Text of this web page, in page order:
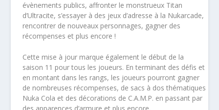
évènements publics, affronter le monstrueux Titan
d’Ultracite, s’essayer à des jeux d’adresse à la Nukarcade,
rencontrer de nouveaux personnages, gagner des
récompenses et plus encore !
Cette mise à jour marque également le début de la
saison 11 pour tous les joueurs. En terminant des défis et
en montant dans les rangs, les joueurs pourront gagner
de nombreuses récompenses, de sacs à dos thématiques
Nuka Cola et des décorations de C.A.M.P. en passant par